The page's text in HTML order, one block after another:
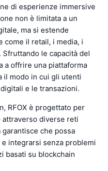
di esperienze immersive
non è limitata a un
ma si estende
come il retail, i media, i
le capacità del
a offrire una piattaforma
il modo in cui gli utenti
e le transazioni.
RFOX è progettato per
diverse reti
che possa
integrarsi senza problemi
basati su blockchain